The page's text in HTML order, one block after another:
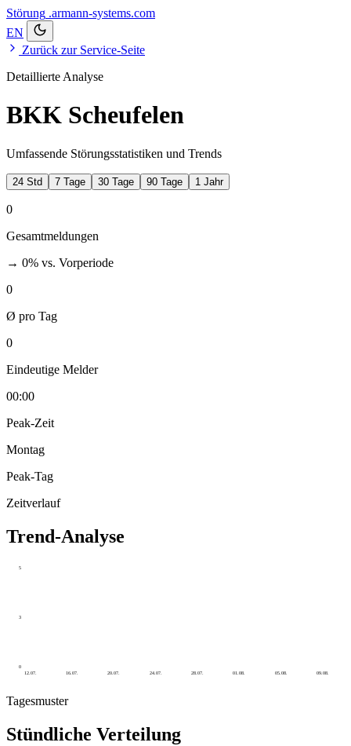
Störung .armann-systems.com
EN
Zurück zur Service-Seite
Detaillierte Analyse
BKK Scheufelen
Umfassende Störungsstatistiken und Trends
24 Std 7 Tage 30 Tage 90 Tage 1 Jahr
0
Gesamtmeldungen
→ 0% vs. Vorperiode
0
Ø pro Tag
0
Eindeutige Melder
00:00
Peak-Zeit
Montag
Peak-Tag
Zeitverlauf
Trend-Analyse
0
3
5
12.07. 16.07. 20.07. 24.07. 28.07. 01.08. 05.08. 09.08.
Tagesmuster
Stündliche Verteilung